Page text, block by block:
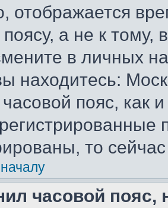
отображается
а не к тому,
в личных
находитесь:
пояс, как
то
часовой пояс,